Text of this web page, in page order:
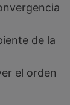
de la
el orden